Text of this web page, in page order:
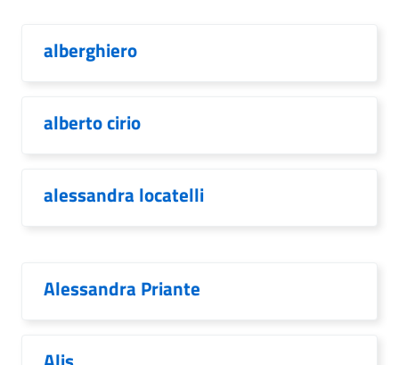
alberghiero
alberto cirio
alessandra locatelli
Alessandra Priante